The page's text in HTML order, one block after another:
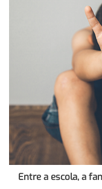
Entre a escola, a